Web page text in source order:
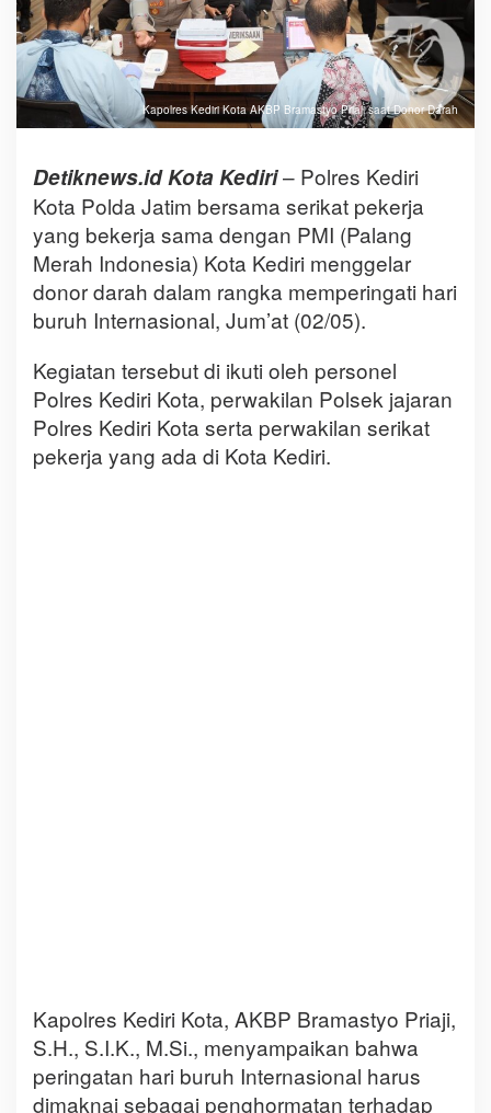
Kapolres Kediri Kota AKBP Bramastyo Priaji saat Donor Darah
Detiknews.id Kota Kediri– Polres Kediri
Kota Polda Jatim bersama serikat pekerja
yang bekerja sama dengan PMI (Palang
Merah Indonesia) Kota Kediri menggelar
donor darah dalam rangka memperingati hari
buruh Internasional, Jum’at (02/05).
Kegiatan tersebut di ikuti oleh personel
Polres Kediri Kota, perwakilan Polsek jajaran
Polres Kediri Kota serta perwakilan serikat
pekerja yang ada di Kota Kediri.
Kapolres Kediri Kota, AKBP Bramastyo Priaji,
S.H., S.I.K., M.Si., menyampaikan bahwa
peringatan hari buruh Internasional harus
dimaknai sebagai penghormatan terhadap